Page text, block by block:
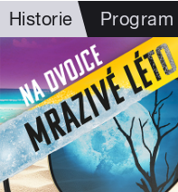
Historie Program